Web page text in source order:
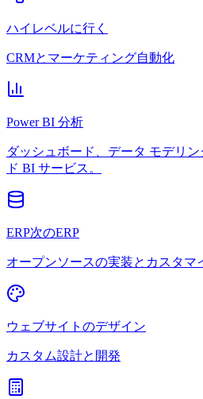
ハイレベルに行く
CRMとマーケティング自動化
Power BI 分析
ダッシュボード、データ モデリ
ド BI サービス。
ERP次のERP
オープンソースの実装とカスタマ
ウェブサイトのデザイン
カスタム設計と開発